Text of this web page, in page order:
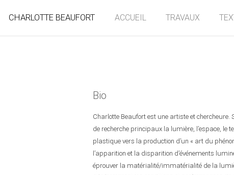
CHARLOTTE BEAUFORT ACCUEIL TRAVAUX
Bio
Charlotte Beaufort est une artiste et
de recherche principaux la lumière, l’espace, le
plastique vers la production d’un « art du
l’apparition et la disparition d’événements
éprouver la matérialité/immatérialité de la